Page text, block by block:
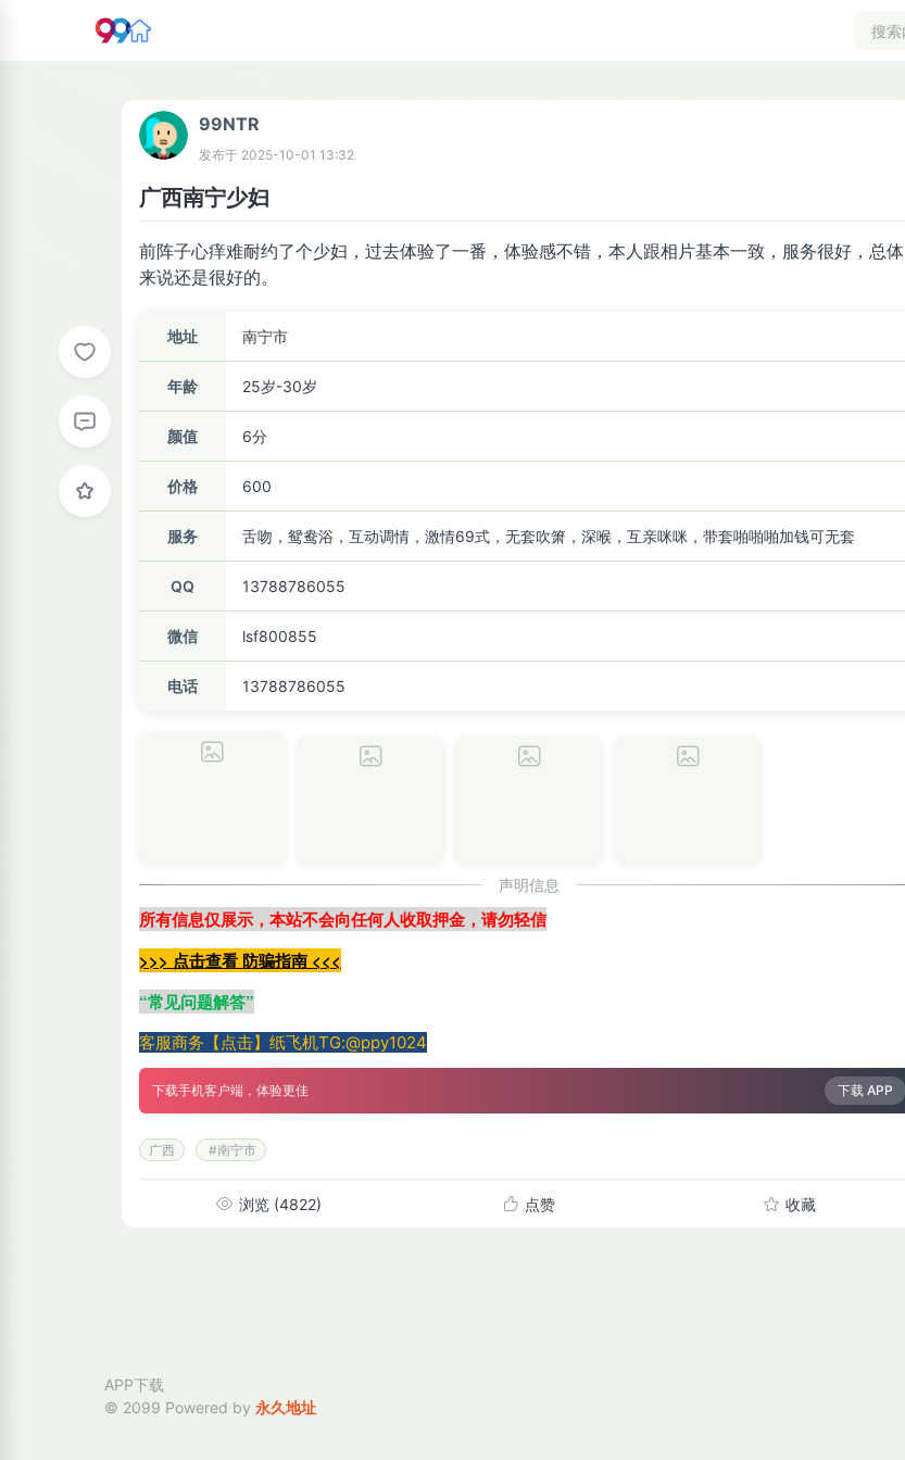
99NTR
发布于 2025-10-01 13:32
广西南宁少妇
前阵子心痒难耐约了个少妇，过去体验了一番，体验感不错，本人跟相片基本一致，服务很好，总体
来说还是很好的。
地址 南宁市
年龄 25岁-30岁
颜值 6分
价格 600
服务 舌吻，鸳鸯浴，互动调情，激情69式，无套吹箫，深喉，互亲咪咪，带套啪啪啪加钱可无套
QQ 13788786055
微信 lsf800855
电话 13788786055
声明信息
所有信息仅展示，本站不会向任何人收取押金，请勿轻信
>>> 点击查看 防骗指南 <<<
“常见问题解答”
客服商务【点击】纸飞机TG:@ppy1024
下载手机客户端，体验更佳 下载 APP
广西 #南宁市
浏览 (4822) 点赞 收藏
APP下载
© 2099 Powered by 永久地址